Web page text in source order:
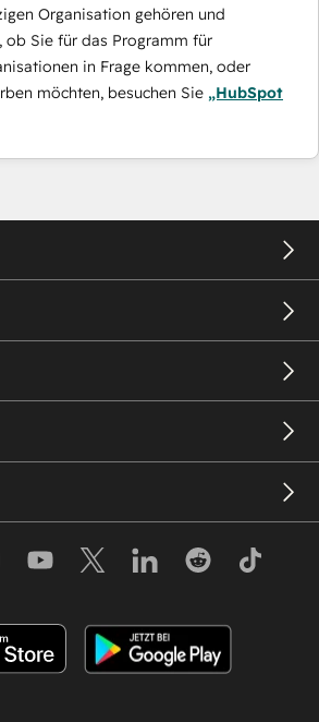
Organisation gehören und
ob Sie für das Programm für
in Frage kommen, oder
möchten, besuchen Sie „HubSpot